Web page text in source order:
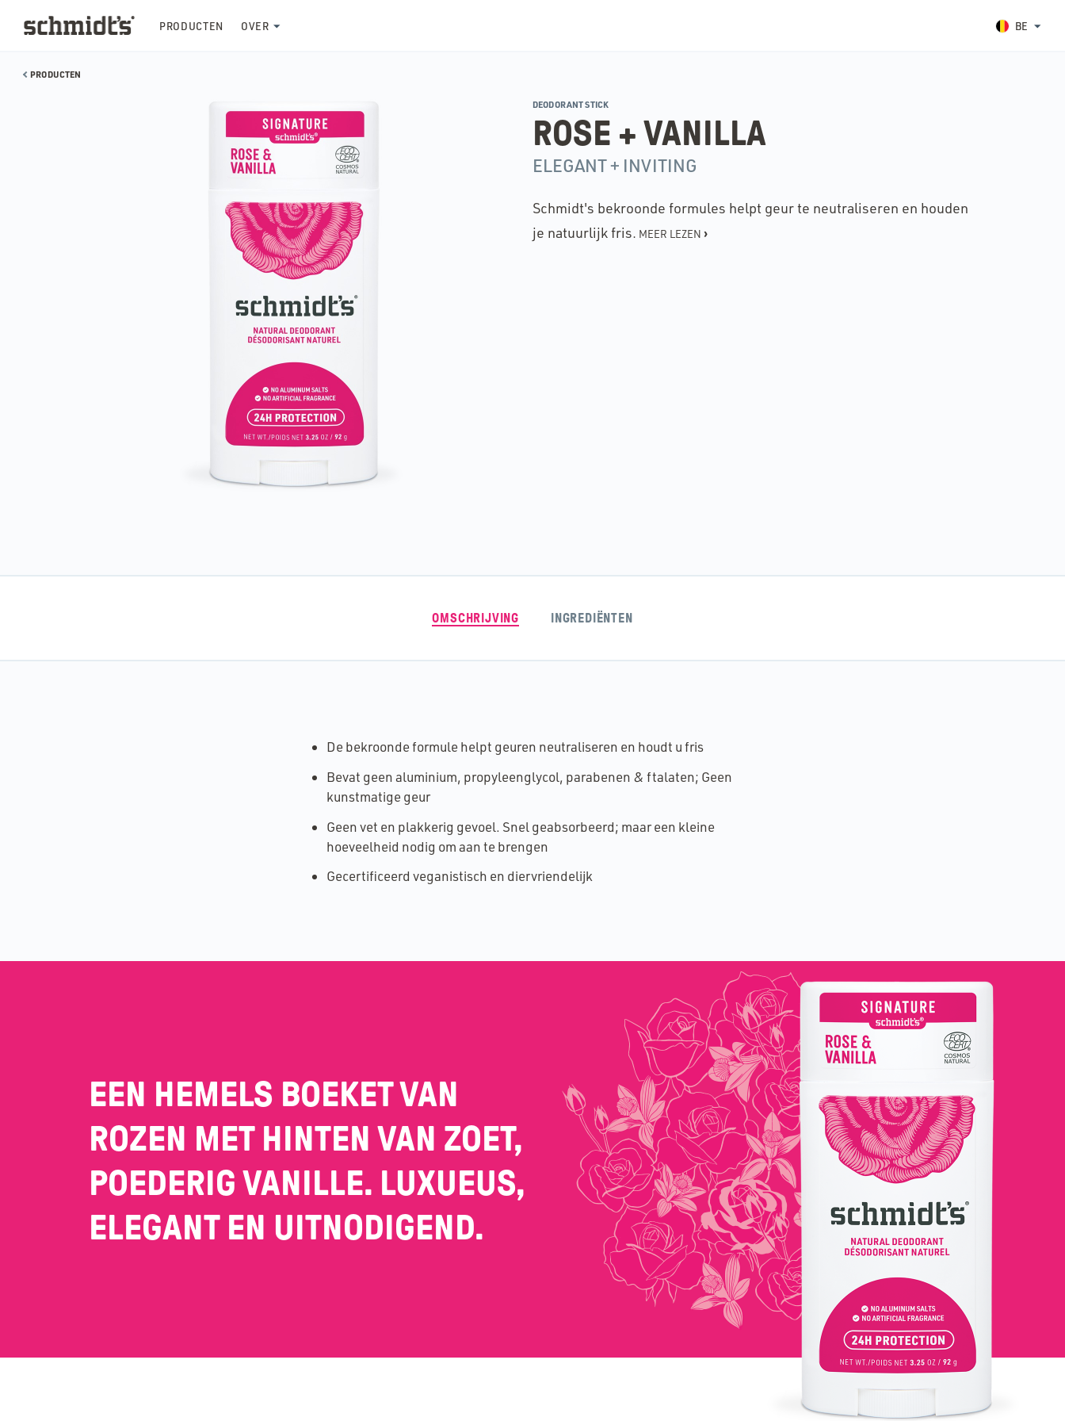
PRODUCTEN OVER BE
PRODUCTEN
DEODORANT STICK
ROSE + VANILLA
ELEGANT + INVITING
Schmidt's bekroonde formules helpt geur te neutraliseren en houden
je natuurlijk fris. MEER LEZEN ›
OMSCHRIJVING INGREDIËNTEN
De bekroonde formule helpt geuren neutraliseren en houdt u fris
Bevat geen aluminium, propyleenglycol, parabenen & ftalaten; Geen
kunstmatige geur
Geen vet en plakkerig gevoel. Snel geabsorbeerd; maar een kleine
hoeveelheid nodig om aan te brengen
Gecertificeerd veganistisch en diervriendelijk
EEN HEMELS BOEKET VAN
ROZEN MET HINTEN VAN ZOET,
POEDERIG VANILLE. LUXUEUS,
ELEGANT EN UITNODIGEND.